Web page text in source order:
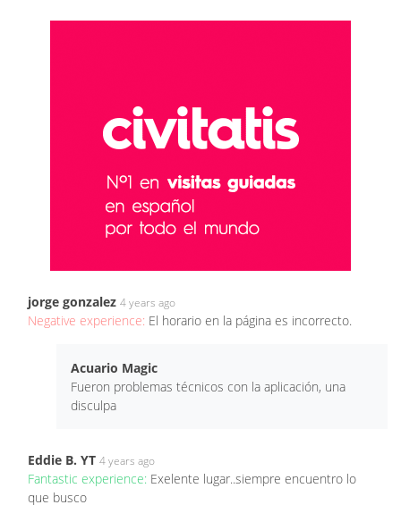
jorge gonzalez 4 years ago
Negative experience: El horario en la página es incorrecto.
Acuario Magic
Fueron problemas técnicos con la aplicación, una
disculpa
Eddie B. YT 4 years ago
Fantastic experience: Exelente lugar..siempre encuentro lo
que busco